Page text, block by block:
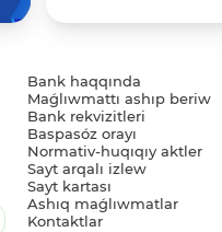
Bank haqqında
Maǵlıwmattı ashıp beriw
Bank rekvizitleri
Baspasóz orayı
Normativ-huqıqıy aktler
Sayt arqalı izlew
Sayt kartası
Ashıq maǵlıwmatlar
Kontaktlar